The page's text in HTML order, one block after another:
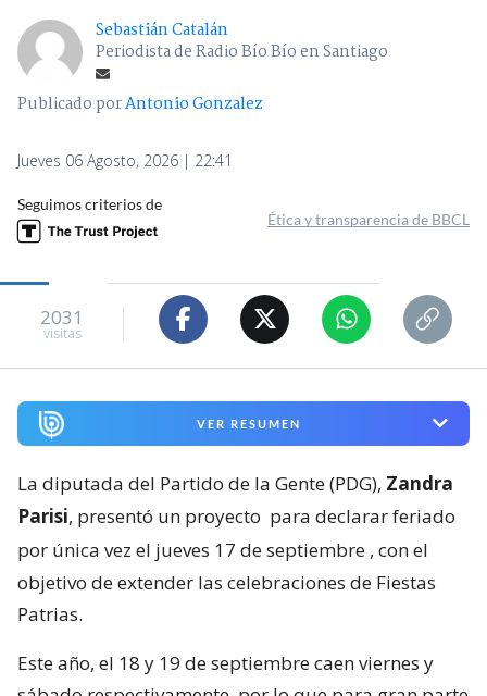
Sebastián Catalán
Periodista de Radio Bío Bío en Santiago
Publicado porAntonio Gonzalez
Jueves 06 Agosto, 2026 | 22:41
Seguimos criterios de
Ética y transparencia de BBCL
2031
visitas
VER RESUMEN
La diputada del Partido de la Gente (PDG), Zandra
Parisi, presentó un proyecto para declarar feriado
por única vez el jueves 17 de septiembre , con el
objetivo de extender las celebraciones de Fiestas
Patrias.
Este año, el 18 y 19 de septiembre caen viernes y